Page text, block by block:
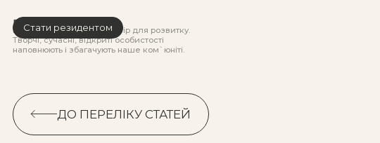
PLATFORMA
Стати резидентом
Стати резидентом
Простір для роботи і простір для розвитку.
Творчі, сучасні, відкриті особистості
наповнюють і збагачують наше ком`юніті.
ДО ПЕРЕЛІКУ СТАТЕЙ